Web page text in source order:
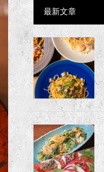
最新文章